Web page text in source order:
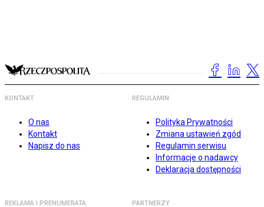
KONTAKT
O nas
Kontakt
Napisz do nas
REGULAMIN
Polityka Prywatności
Zmiana ustawień zgód
Regulamin serwisu
Informacje o nadawcy
Deklaracja dostępności
REKLAMA I PRENUMERATA PARTNERZY